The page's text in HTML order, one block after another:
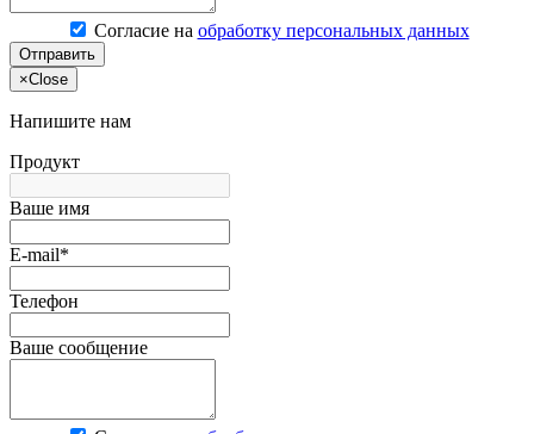
Согласие на обработку персональных данных
Отправить
×Close
Напишите нам
Продукт
Ваше имя
E-mail*
Телефон
Ваше сообщение